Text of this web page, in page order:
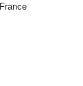
France